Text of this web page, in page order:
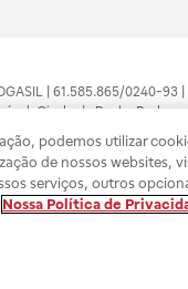
| 61.585.865/0240-93
Gisele da Penha
substituem, em hipótese
um médico deverá ser
mais avançadas
à confirmação da
podemos utilizar
de nossos websites,
serviços, outros
Nossa Política de